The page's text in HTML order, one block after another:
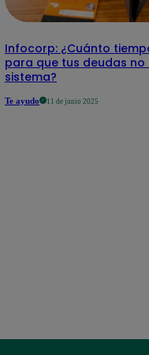
Infocorp: ¿Cuánto
para que tus deudas no
sistema?
Te ayudo 11 de junio 2025